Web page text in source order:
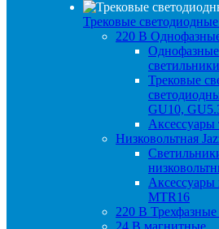
Трековые
220 B
светильники
Трековые
GU10,
Аксессуары
Низковольтная
MTR16
220 B
24 B магнитные